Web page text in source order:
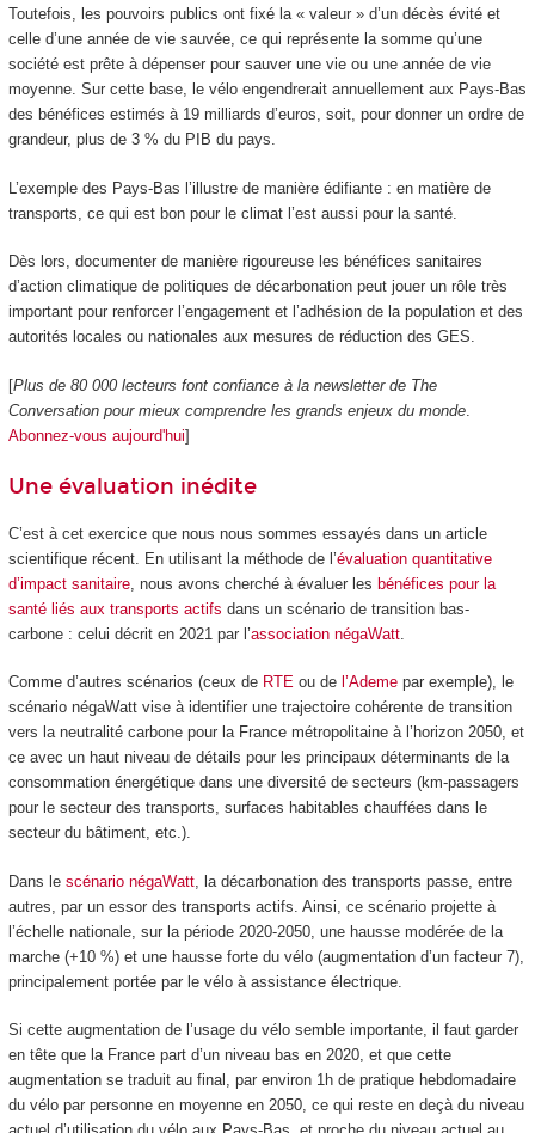
Toutefois, les pouvoirs publics ont fixé la « valeur » d’un décès évité et
celle d’une année de vie sauvée, ce qui représente la somme qu’une
société est prête à dépenser pour sauver une vie ou une année de vie
moyenne. Sur cette base, le vélo engendrerait annuellement aux Pays-Bas
des bénéfices estimés à 19 milliards d’euros, soit, pour donner un ordre de
grandeur, plus de 3 % du PIB du pays.
L’exemple des Pays-Bas l’illustre de manière édifiante : en matière de
transports, ce qui est bon pour le climat l’est aussi pour la santé.
Dès lors, documenter de manière rigoureuse les bénéfices sanitaires
d’action climatique de politiques de décarbonation peut jouer un rôle très
important pour renforcer l’engagement et l’adhésion de la population et des
autorités locales ou nationales aux mesures de réduction des GES.
[Plus de 80 000 lecteurs font confiance à la newsletter de The
Conversation pour mieux comprendre les grands enjeux du monde.
Abonnez-vous aujourd'hui]
Une évaluation inédite
C’est à cet exercice que nous nous sommes essayés dans un article
scientifique récent. En utilisant la méthode de l’évaluation quantitative
d’impact sanitaire, nous avons cherché à évaluer les bénéfices pour la
santé liés aux transports actifs dans un scénario de transition bas-
carbone : celui décrit en 2021 par l’association négaWatt.
Comme d’autres scénarios (ceux de RTEou de l’Ademepar exemple), le
scénario négaWatt vise à identifier une trajectoire cohérente de transition
vers la neutralité carbone pour la France métropolitaine à l’horizon 2050, et
ce avec un haut niveau de détails pour les principaux déterminants de la
consommation énergétique dans une diversité de secteurs (km-passagers
pour le secteur des transports, surfaces habitables chauffées dans le
secteur du bâtiment, etc.).
Dans le scénario négaWatt, la décarbonation des transports passe, entre
autres, par un essor des transports actifs. Ainsi, ce scénario projette à
l’échelle nationale, sur la période 2020-2050, une hausse modérée de la
marche (+10 %) et une hausse forte du vélo (augmentation d’un facteur 7),
principalement portée par le vélo à assistance électrique.
Si cette augmentation de l’usage du vélo semble importante, il faut garder
en tête que la France part d’un niveau bas en 2020, et que cette
augmentation se traduit au final, par environ 1h de pratique hebdomadaire
du vélo par personne en moyenne en 2050, ce qui reste en deçà du niveau